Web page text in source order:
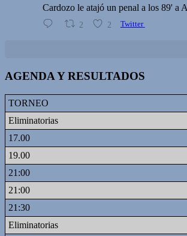
Cardozo le atajó un penal a los 89' a
2 2 Twitter
AGENDA Y RESULTADOS
TORNEO
Eliminatorias
17.00
19.00
21:00
21:00
21:30
Eliminatorias